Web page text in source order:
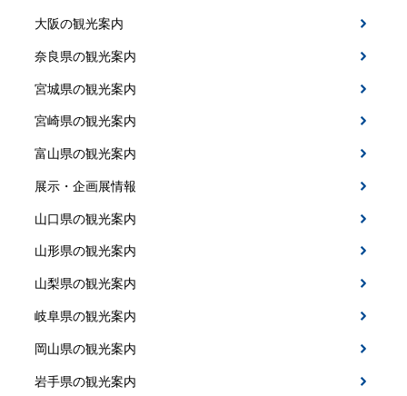
大阪の観光案内
奈良県の観光案内
宮城県の観光案内
宮崎県の観光案内
富山県の観光案内
展示・企画展情報
山口県の観光案内
山形県の観光案内
山梨県の観光案内
岐阜県の観光案内
岡山県の観光案内
岩手県の観光案内